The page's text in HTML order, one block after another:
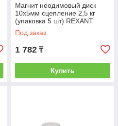
Магнит неодимовый диск
10х5мм сцепление 2,5 кг
(упаковка 5 шт) REXANT
(REXANT) (72-3114)
Под заказ
1 782 ₸
Купить